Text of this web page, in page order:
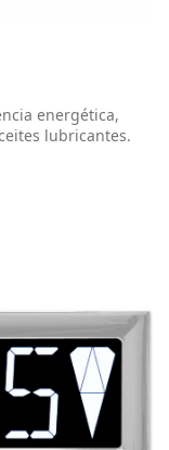
energética,
lubricantes.